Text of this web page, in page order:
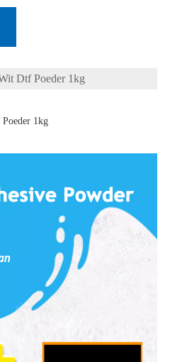
Dtf Poeder 1kg
1kg